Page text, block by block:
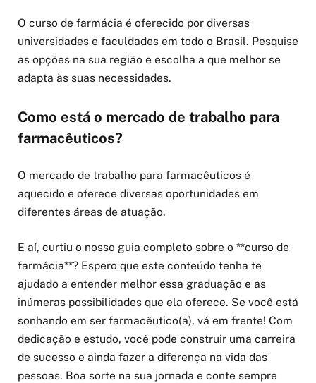
O curso de farmácia é oferecido por diversas
universidades e faculdades em todo o Brasil. Pesquise
as opções na sua região e escolha a que melhor se
adapta às suas necessidades.
Como está o mercado de trabalho para
farmacêuticos?
O mercado de trabalho para farmacêuticos é
aquecido e oferece diversas oportunidades em
diferentes áreas de atuação.
E aí, curtiu o nosso guia completo sobre o **curso de
farmácia**? Espero que este conteúdo tenha te
ajudado a entender melhor essa graduação e as
inúmeras possibilidades que ela oferece. Se você está
sonhando em ser farmacêutico(a), vá em frente! Com
dedicação e estudo, você pode construir uma carreira
de sucesso e ainda fazer a diferença na vida das
pessoas. Boa sorte na sua jornada e conte sempre